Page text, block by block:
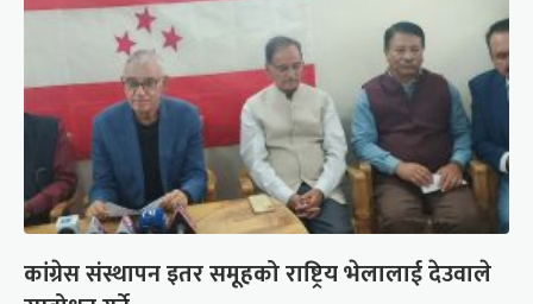
कांग्रेस संस्थापन इतर समूहको राष्ट्रिय भेलालाई देउवाले